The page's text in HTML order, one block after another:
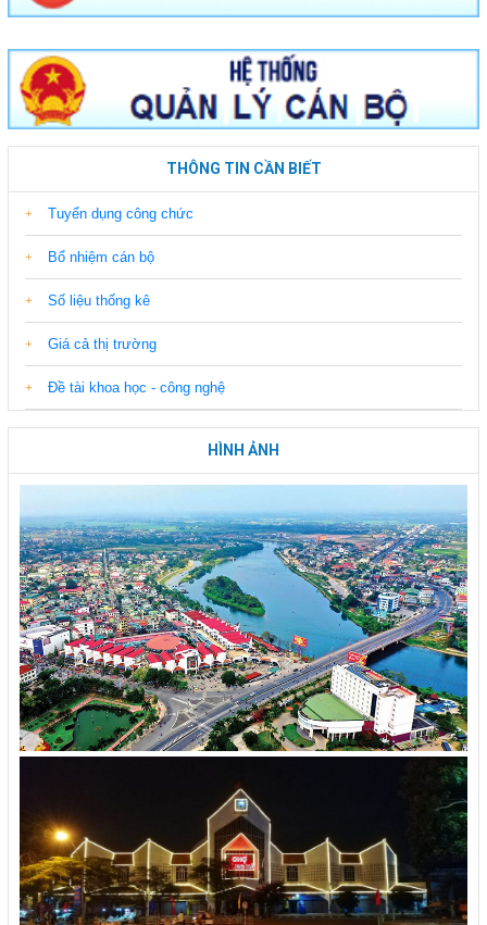
THÔNG TIN CẦN BIẾT
Tuyển dụng công chức
Bổ nhiệm cán bộ
Số liệu thống kê
Giá cả thị trường
Đề tài khoa học - công nghệ
HÌNH ẢNH